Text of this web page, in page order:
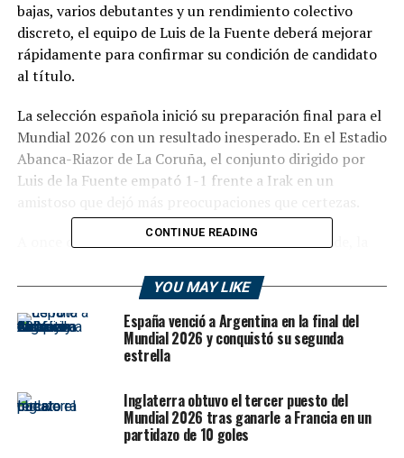
bajas, varios debutantes y un rendimiento colectivo
discreto, el equipo de Luis de la Fuente deberá mejorar
rápidamente para confirmar su condición de candidato
al título.
La selección española inició su preparación final para el
Mundial 2026 con un resultado inesperado. En el Estadio
Abanca-Riazor de La Coruña, el conjunto dirigido por
Luis de la Fuente empató 1-1 frente a Irak en un
A once días del debut mundialista ante Cabo Verde, la
de la que la convirtió en una de las máximas candidatas
varios jóvenes y debutantes, el funcionamiento colectivo
estuvo lejos de convencer.
Un ensayo mundialista con
sabor amargo
CONTINUE READING
YOU MAY LIKE
España venció a Argentina en la final del
Mundial 2026 y conquistó su segunda
estrella
Inglaterra obtuvo el tercer puesto del
Mundial 2026 tras ganarle a Francia en un
partidazo de 10 goles